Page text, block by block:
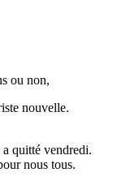
ou non,
nouvelle.
quitté vendredi.
nous tous.